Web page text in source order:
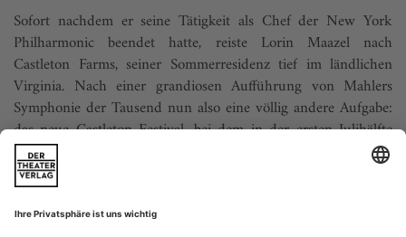
Sofort nachdem er seine Tätigkeit als Chef der New York
Philharmonic beendet hatte, reiste Lorin Maazel nach
Castleton Farms, seiner Sommerresidenz tief im ländlichen
Virginia. Nach einer grandiosen Aufführung von Mahlers
Symphonie der Tausend nun also eine völlig andere Aufgabe:
das neue Castleton Festival, bei dem in der ersten Julihälfte
neben vier Kammeropern...
Lebenserfahrungen
Händel-Alben von Ildebrando D´Arcangelo und Lorenzo Regazzo.